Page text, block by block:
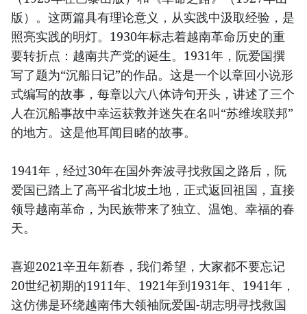
版）。这两篇具有理论意义，从实践中汲取经验，是
照亮实践的明灯。1930年标志着越南革命历史的重
要转折点：越南共产党的诞生。1931年，阮爱国撰
写了题为“沉船日记”的作品。这是一个以章回小说形
式编写的故事，每章以六八体诗句开头，讲述了三个
人在沉船事故中幸运获救并迷失在名叫“苏维埃联邦”
的地方。这是他耳闻目睹的故事。
1941年，经过30年在国外奔波寻找救国之路后，阮
爱国已踏上了高平省北坡土地，正式返回祖国，直接
领导越南革命，为民族带来了独立、温饱、幸福的春
天。
喜迎2021辛丑年新春，我们希望，大家都不要忘记
20世纪初期的1911年、1921年到1931年、1941年，
这仿佛是环绕越南伟大领袖阮爱国-胡志明寻找救国